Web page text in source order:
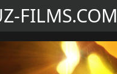
FILMS.COM